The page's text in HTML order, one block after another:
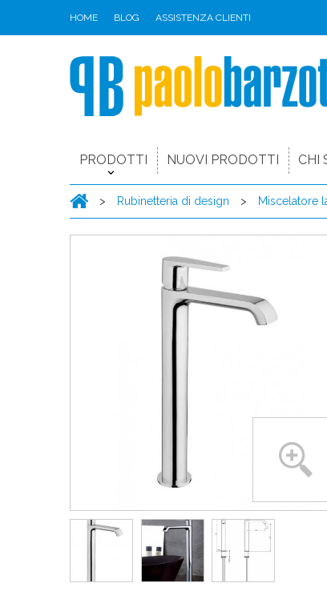
HOME BLOG ASSISTENZA CLIENTI
PRODOTTI NUOVI PRODOTTI CHI
> Rubinetteria di design > Miscelatore